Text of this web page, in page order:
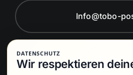
Info@tobo-
Montag bis Freitag
17:00 Uhr
DATENSCHUTZ
Wir respektieren